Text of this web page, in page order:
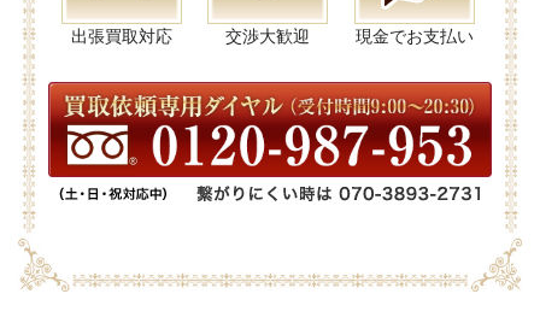
出張買取対応 交渉大歓迎 現金でお支払い